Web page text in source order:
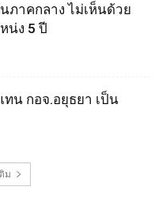
าคกลาง ไม่เห็นด้วย
น่ง 5 ปี
น กอจ.อยุธยา เป็น
ม